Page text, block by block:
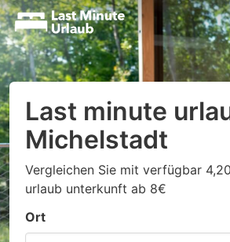
Last minute
Michelstadt
Vergleichen Sie mit verfügbar
urlaub unterkunft ab 8€
Ort